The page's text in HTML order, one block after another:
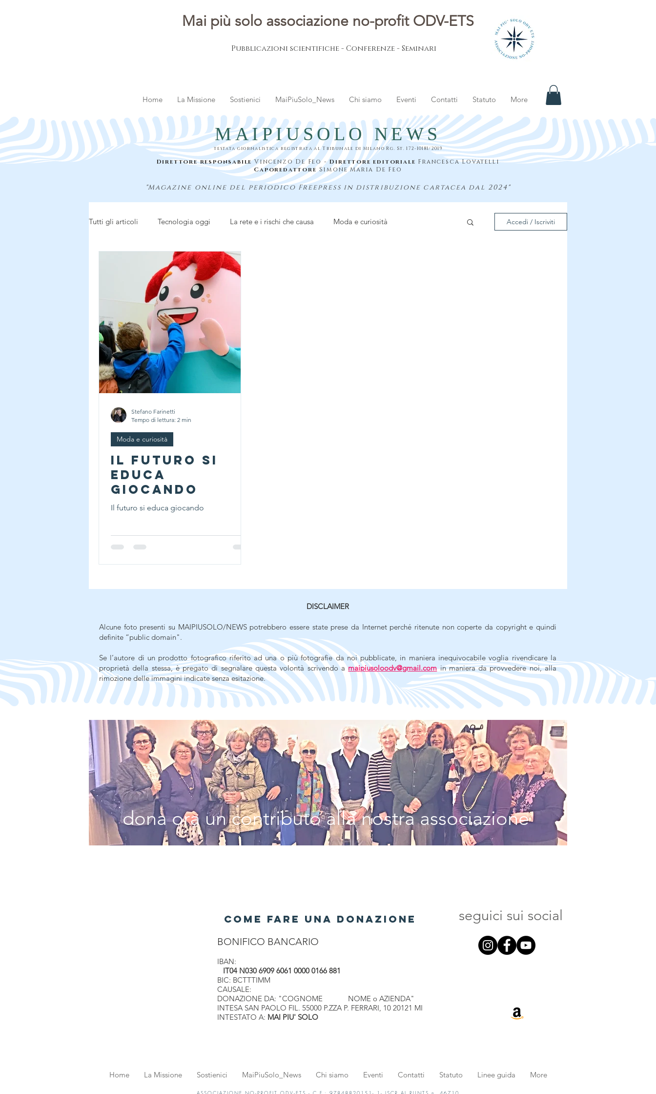
Mai più solo associazione no-profit ODV-ETS
Pubblicazioni scientifiche - Conferenze - Seminari
Home La Missione Sostienici MaiPiuSolo_News Chi siamo Eventi Contatti Statuto More
MAIPIUSOLO NEWS
testata giornalistica registrata al Tribunale di Milano Rg. St. 172-10181/2019
Direttore responsabileVincenzo De Feo -Direttore editoriale Francesca Lovatelli
Caporedattore Simone Maria De Feo
"Magazine online del periodico Freepress in distribuzione cartacea dal 2024"
Tutti gli articoli Tecnologia oggi La rete e i rischi che causa Moda e curiosità
Tecnologia buon uso dalla redazione
Notizie dal mondo
Accedi / Iscriviti
Il futuro si
educa
giocando
Il futuro si educa giocando
Moda e curiosità
Stefano Farinetti
Tempo di lettura: 2 min
DISCLAIMER
Alcune foto presenti su MAIPIUSOLO/NEWS potrebbero essere state prese da Internet perché ritenute non coperte da copyright e quindi
definite “public domain".
Se l’autore di un prodotto fotografico riferito ad una o più fotografie da noi pubblicate, in maniera inequivocabile voglia rivendicare la
proprietà della stessa, è pregato di segnalare questa volontà scrivendo amaipiusoloodv@gmail.comin maniera da provvedere noi, alla
rimozione delle immagini indicate senza esitazione.
dona ora un contributo alla nostra associazione
COME FARE UNA DONAZIONE
BONIFICO BANCARIO
IBAN:
IT04 N030 6909 6061 0000 0166 881
BIC: BCTTTIMM
CAUSALE:
DONAZIONE DA: "COGNOME NOME o AZIENDA"
INTESA SAN PAOLO FIL. 55000 P.ZZA P. FERRARI, 10 20121 MI
INTESTATO A: MAI PIU' SOLO
seguici sui social
Home La Missione Sostienici MaiPiuSolo_News Chi siamo Eventi Contatti Statuto Linee guida More